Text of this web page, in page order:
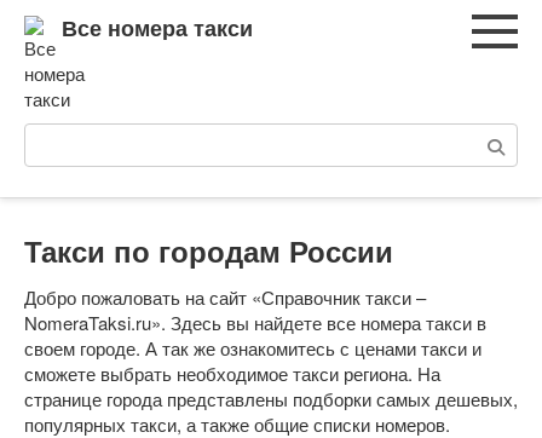
Перейти
контенту
Все номера такси
Поиск:
Такси по городам России
Добро пожаловать на сайт «Справочник такси –
NomeraTaksi.ru». Здесь вы найдете все номера такси в
своем городе. А так же ознакомитесь с ценами такси и
сможете выбрать необходимое такси региона. На
странице города представлены подборки самых дешевых,
популярных такси, а также общие списки номеров.